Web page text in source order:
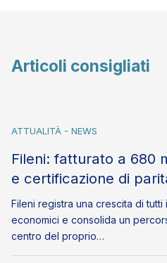
Articoli consigliati
ATTUALITÀ - NEWS
Fileni: fatturato a 680
e certificazione di
Fileni registra una crescita di
economici e consolida un
centro del proprio…